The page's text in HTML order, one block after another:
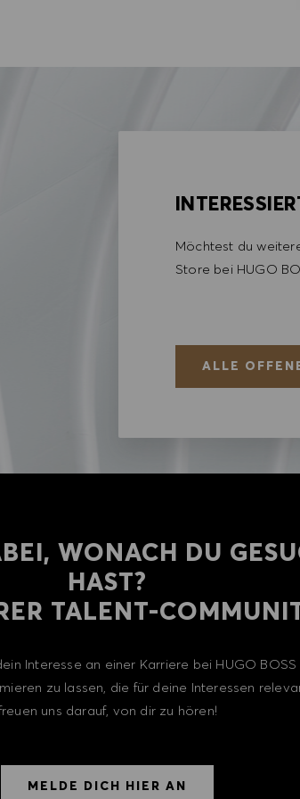
Möchtest du
Store bei HUGO
ALLE
WONACH DU
HAST?
TALENT-
Interesse an einer Karriere bei HUGO
zu lassen, die für deine Interessen
uns darauf, von dir zu hören!
MELDE DICH HIER AN